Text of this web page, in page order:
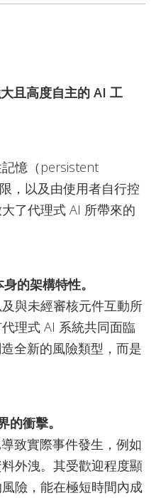
且高度自主的 AI 工
憶（persistent
，以及由使用者自行控
了代理式 AI 所帶來的
的架構特性。
與未經審核元件互動所
理式 AI 系統共同面臨
全新的風險類型，而是
的衝擊。
致實際事件發生，例如
外洩。其受歡迎程度顯
險，能在極短時間內成